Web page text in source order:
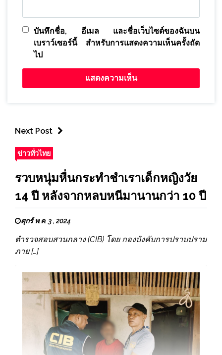
บันทึกชื่อ, อีเมล และชื่อเว็บไซต์ของฉันบน
เบราว์เซอร์นี้ สำหรับการแสดงความเห็นครั้งถัด
ไป
Next Post
ข่าวทั่วไทย
รวบหนุ่มหื่นกระทำชำเราเด็กหญิงวัย
14 ปี หลังจากหลบหนีมานานกว่า 10 ปี
ศุกร์ พ.ค. 3 , 2024
ตำรวจสอบสวนกลาง (CIB) โดย กองบังคับการปราบปราม
ภาย […]